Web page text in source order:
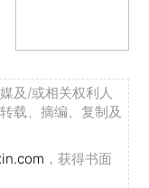
及/或相关权利人
载、摘编、复制及
，获得书面